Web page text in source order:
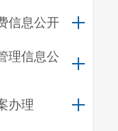
信息公开
理信息公
办理